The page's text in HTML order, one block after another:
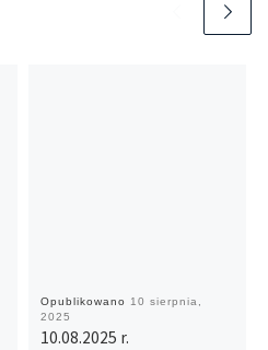
Opublikowano 10 sierpnia,
2025
10.08.2025 r.